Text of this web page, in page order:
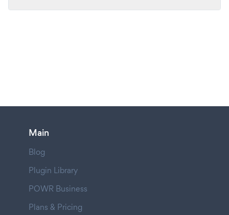
Main
Blog
Plugin Library
POWR Business
Plans & Pricing